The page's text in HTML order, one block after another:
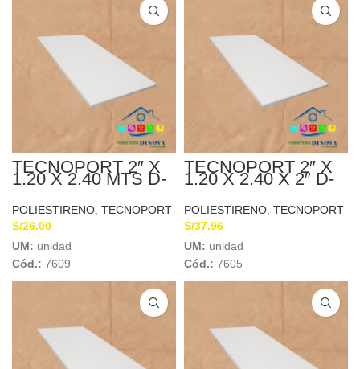
TECNOPORT 2″ X
1.20 X 2.40 MTS D-
20
POLIESTIRENO TECNOPORT
S/26.00
UM: unidad
Cód.: 7609
TECNOPORT 2″ X
1.20 X 2.40 X 2″ D-
15
POLIESTIRENO TECNOPORT
S/37.96
UM: unidad
Cód.: 7605